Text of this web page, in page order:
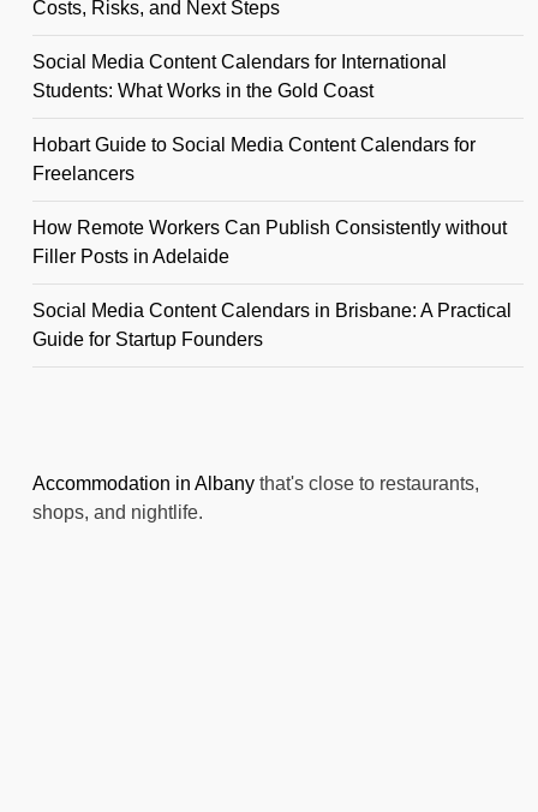
Costs, Risks, and Next Steps
Social Media Content Calendars for International
Students: What Works in the Gold Coast
Hobart Guide to Social Media Content Calendars for
Freelancers
How Remote Workers Can Publish Consistently without
Filler Posts in Adelaide
Social Media Content Calendars in Brisbane: A Practical
Guide for Startup Founders
Accommodation in Albany that's close to restaurants,
shops, and nightlife.